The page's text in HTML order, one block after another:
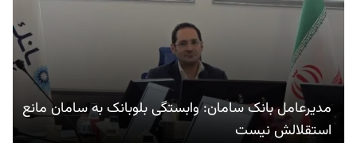
مدیرعامل بانک سامان: وابستگی بلوبانک به سامان مانع
استقلالش نیست